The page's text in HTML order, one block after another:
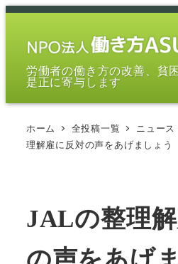
メ
労働者の働き方の改善、貧
是正に寄与します
ホーム 全投稿一覧 ニュー
理解雇に反対の声をあげましょう
JALの整理